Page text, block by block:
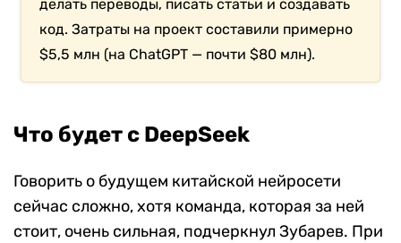
делать переводы, писать статьи и создавать
код. Затраты на проект составили примерно
$5,5 млн (на ChatGPT — почти $80 млн).
Что будет с DeepSeek
Говорить о будущем китайской нейросети
сейчас сложно, хотя команда, которая за ней
стоит, очень сильная, подчеркнул Зубарев. При